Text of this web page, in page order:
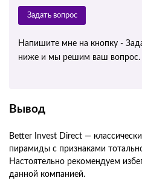
Задать вопрос
Напишите мне на кнопку -
ниже и мы решим ваш вопрос.
Вывод
Better Invest Direct —
пирамиды с признаками
Настоятельно рекомендуем
данной компанией.